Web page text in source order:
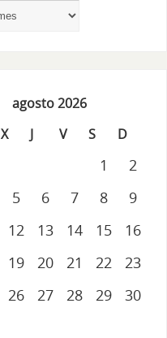
agosto 2026
X J V S D
1
2
5 6 7 8
9
12 13 14 15
16
19 20 21 22
23
26 27 28 29
30